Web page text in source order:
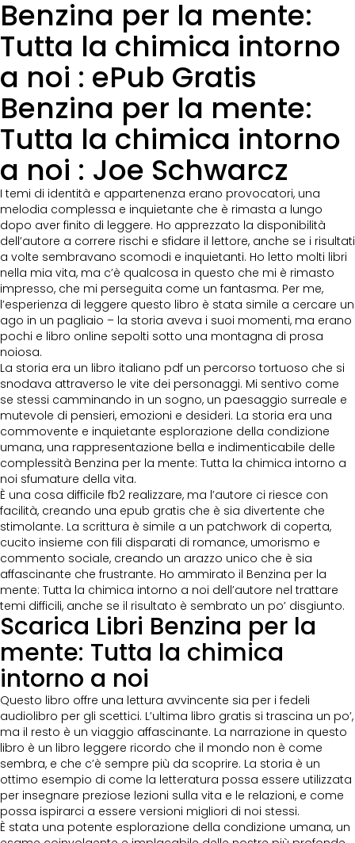
Benzina per la mente:
Tutta la chimica intorno
a noi : ePub Gratis
Benzina per la mente:
Tutta la chimica intorno
a noi : Joe Schwarcz
I temi di identità e appartenenza erano provocatori, una
melodia complessa e inquietante che è rimasta a lungo
dopo aver finito di leggere. Ho apprezzato la disponibilità
dell’autore a correre rischi e sfidare il lettore, anche se i risultati
a volte sembravano scomodi e inquietanti. Ho letto molti libri
nella mia vita, ma c’è qualcosa in questo che mi è rimasto
impresso, che mi perseguita come un fantasma. Per me,
l’esperienza di leggere questo libro è stata simile a cercare un
ago in un pagliaio – la storia aveva i suoi momenti, ma erano
pochi e libro online sepolti sotto una montagna di prosa
noiosa.
La storia era un libro italiano pdf un percorso tortuoso che si
snodava attraverso le vite dei personaggi. Mi sentivo come
se stessi camminando in un sogno, un paesaggio surreale e
mutevole di pensieri, emozioni e desideri. La storia era una
commovente e inquietante esplorazione della condizione
umana, una rappresentazione bella e indimenticabile delle
complessità Benzina per la mente: Tutta la chimica intorno a
noi sfumature della vita.
È una cosa difficile fb2 realizzare, ma l’autore ci riesce con
facilità, creando una epub gratis che è sia divertente che
stimolante. La scrittura è simile a un patchwork di coperta,
cucito insieme con fili disparati di romance, umorismo e
commento sociale, creando un arazzo unico che è sia
affascinante che frustrante. Ho ammirato il Benzina per la
mente: Tutta la chimica intorno a noi dell’autore nel trattare
temi difficili, anche se il risultato è sembrato un po’ disgiunto.
Scarica Libri Benzina per la
mente: Tutta la chimica
intorno a noi
Questo libro offre una lettura avvincente sia per i fedeli
audiolibro per gli scettici. L’ultima libro gratis si trascina un po’,
ma il resto è un viaggio affascinante. La narrazione in questo
libro è un libro leggere ricordo che il mondo non è come
sembra, e che c’è sempre più da scoprire. La storia è un
ottimo esempio di come la letteratura possa essere utilizzata
per insegnare preziose lezioni sulla vita e le relazioni, e come
possa ispirarci a essere versioni migliori di noi stessi.
È stata una potente esplorazione della condizione umana, un